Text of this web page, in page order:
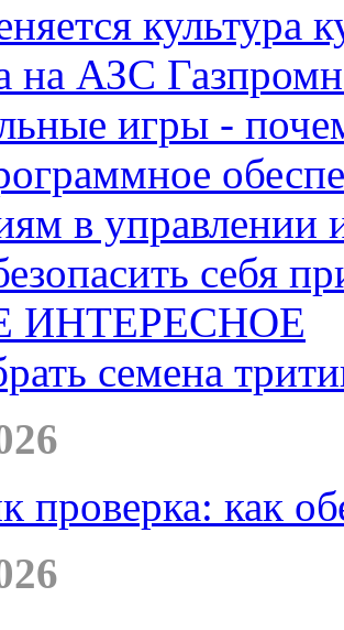
культура
на АЗС
игры -
в управлении
себя
ИНТЕРЕСНОЕ
семена
проверка: как